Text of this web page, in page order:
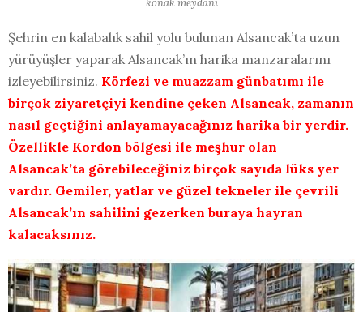
konak meydanı
Şehrin en kalabalık sahil yolu bulunan Alsancak’ta uzun
yürüyüşler yaparak Alsancak’ın harika manzaralarını
izleyebilirsiniz. Körfezi ve muazzam günbatımı ile
birçok ziyaretçiyi kendine çeken Alsancak, zamanın
nasıl geçtiğini anlayamayacağınız harika bir yerdir.
Özellikle Kordon bölgesi ile meşhur olan
Alsancak’ta görebileceğiniz birçok sayıda lüks yer
vardır. Gemiler, yatlar ve güzel tekneler ile çevrili
Alsancak’ın sahilini gezerken buraya hayran
kalacaksınız.